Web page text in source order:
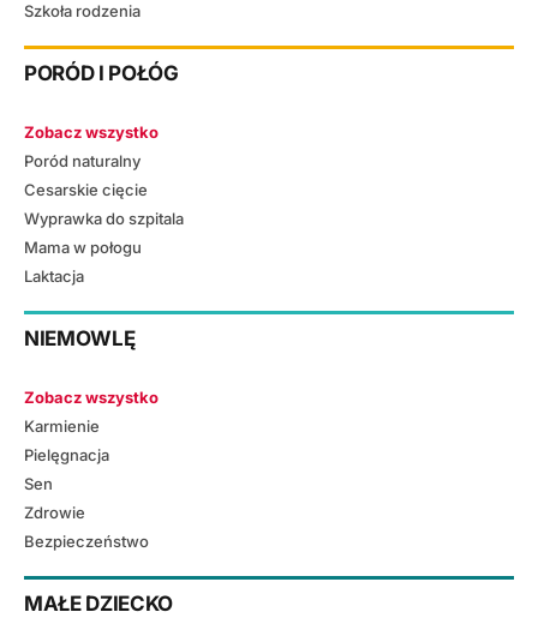
Szkoła rodzenia
PORÓD I POŁÓG
Zobacz wszystko
Poród naturalny
Cesarskie cięcie
Wyprawka do szpitala
Mama w połogu
Laktacja
NIEMOWLĘ
Zobacz wszystko
Karmienie
Pielęgnacja
Sen
Zdrowie
Bezpieczeństwo
MAŁE DZIECKO